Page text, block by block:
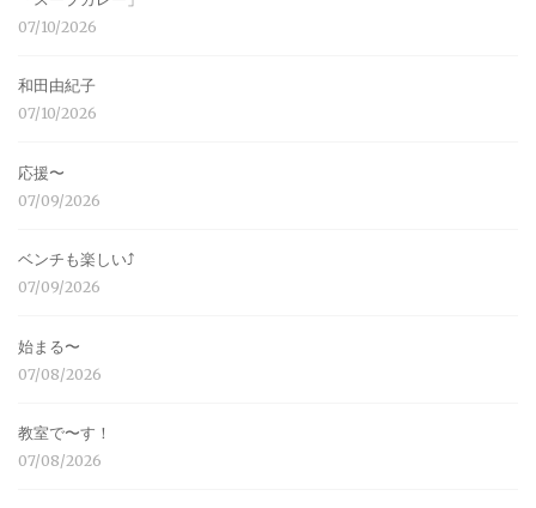
07/10/2026
和田由紀子
07/10/2026
応援〜
07/09/2026
ベンチも楽しい⤴︎
07/09/2026
始まる〜
07/08/2026
教室で〜す！
07/08/2026